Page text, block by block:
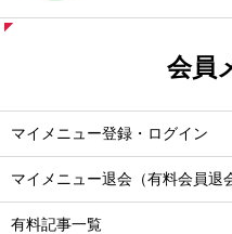
会員
マイメニュー登録・ログイン
マイメニュー退会（有料会員退
有料記事一覧